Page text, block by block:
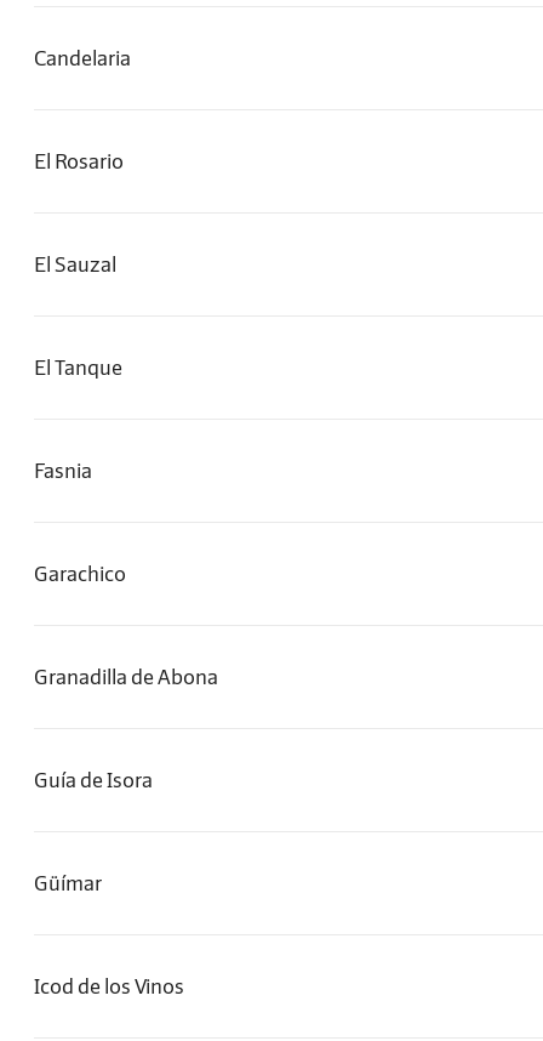
Candelaria
El Rosario
El Sauzal
El Tanque
Fasnia
Garachico
Granadilla de Abona
Guía de Isora
Güímar
Icod de los Vinos